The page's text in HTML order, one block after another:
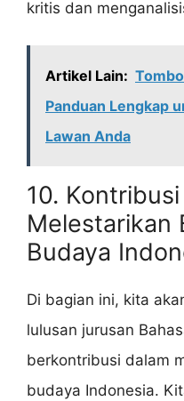
kritis dan
Artikel Lain:
Panduan Lengkap
Lawan Anda
10.
Melestarikan
Budaya
Di bagian ini, kita
lulusan jurusan
berkontribusi dalam
budaya Indonesia.